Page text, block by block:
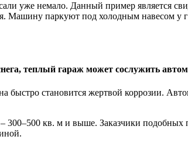
уже немало. Данный пример является
Машину паркуют под холодным навесом у
теплый гараж может сослужить
становится жертвой коррозии.
кв. м и выше. Заказчики